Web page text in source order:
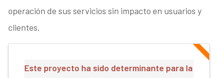
operación de sus servicios sin impacto en usuarios y
clientes.
Este proyecto ha sido determinante para la